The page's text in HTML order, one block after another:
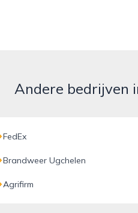
Andere bedrijven
FedEx
Brandweer Ugchelen
Agrifirm